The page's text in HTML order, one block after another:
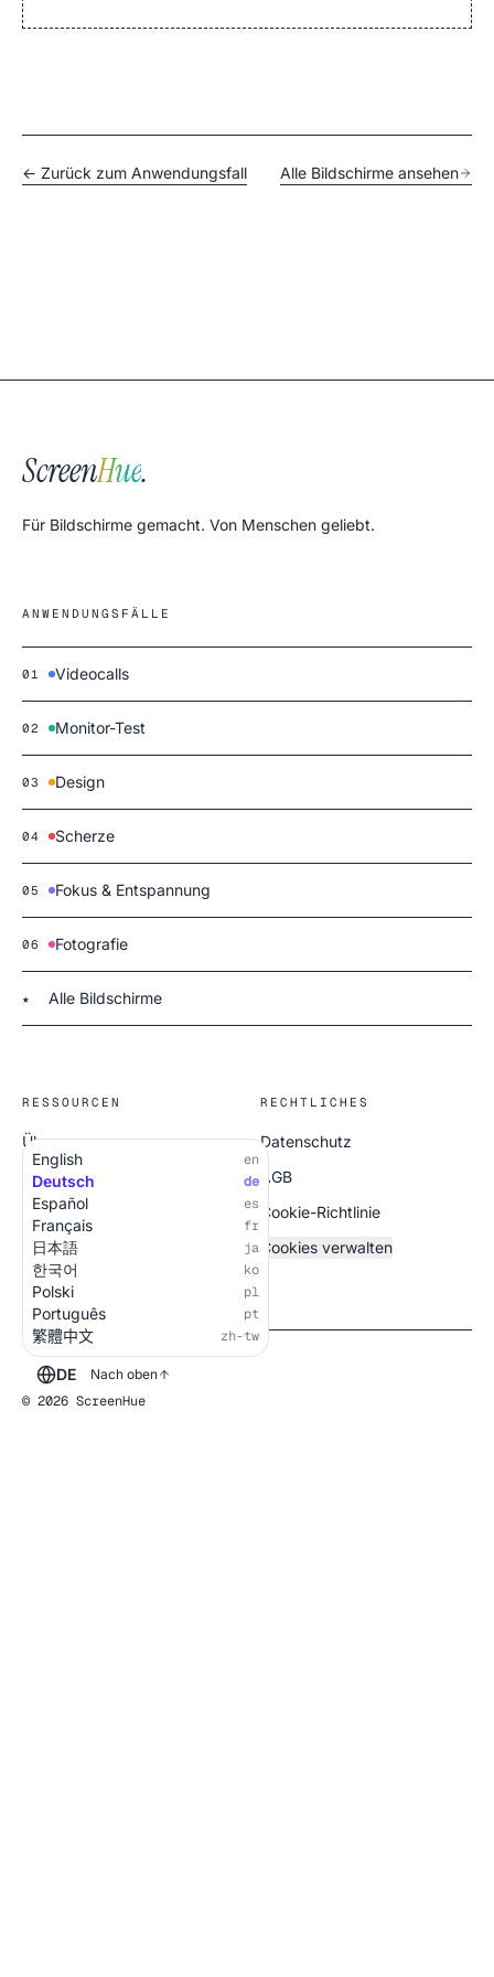
← Zurück zum Anwendungsfall Alle Bildschirme ansehen
ScreenHue.
Für Bildschirme gemacht. Von Menschen geliebt.
ANWENDUNGSFÄLLE
01 Videocalls
02 Monitor-Test
03 Design
04 Scherze
05 Fokus & Entspannung
06 Fotografie
★ Alle Bildschirme
RESSOURCEN
Über uns
Alle Bildschirme
RECHTLICHES
Datenschutz
AGB
Cookie-Richtlinie
Cookies verwalten
© 2026 ScreenHue
DE
English en
Deutsch de
Español es
Français fr
日本語 ja
한국어 ko
Polski pl
Português pt
繁體中文 zh-tw
Nach oben